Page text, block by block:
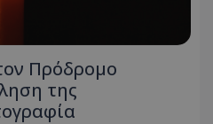
Πρόδρομο
της